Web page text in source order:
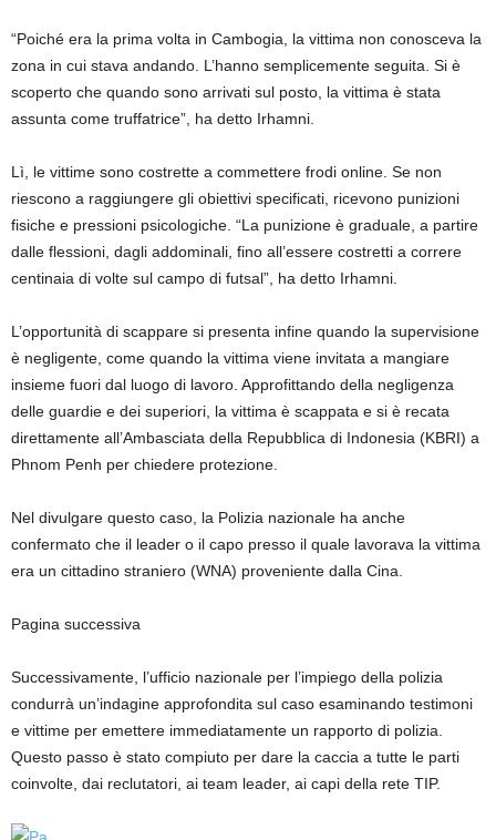
“Poiché era la prima volta in Cambogia, la vittima non conosceva la
zona in cui stava andando. L’hanno semplicemente seguita. Si è
scoperto che quando sono arrivati ​​sul posto, la vittima è stata
assunta come truffatrice”, ha detto Irhamni.
Lì, le vittime sono costrette a commettere frodi online. Se non
riescono a raggiungere gli obiettivi specificati, ricevono punizioni
fisiche e pressioni psicologiche. “La punizione è graduale, a partire
dalle flessioni, dagli addominali, fino all’essere costretti a correre
centinaia di volte sul campo di futsal”, ha detto Irhamni.
L’opportunità di scappare si presenta infine quando la supervisione
è negligente, come quando la vittima viene invitata a mangiare
insieme fuori dal luogo di lavoro. Approfittando della negligenza
delle guardie e dei superiori, la vittima è scappata e si è recata
direttamente all’Ambasciata della Repubblica di Indonesia (KBRI) a
Phnom Penh per chiedere protezione.
Nel divulgare questo caso, la Polizia nazionale ha anche
confermato che il leader o il capo presso il quale lavorava la vittima
era un cittadino straniero (WNA) proveniente dalla Cina.
Pagina successiva
Successivamente, l’ufficio nazionale per l’impiego della polizia
condurrà un’indagine approfondita sul caso esaminando testimoni
e vittime per emettere immediatamente un rapporto di polizia.
Questo passo è stato compiuto per dare la caccia a tutte le parti
coinvolte, dai reclutatori, ai team leader, ai capi della rete TIP.